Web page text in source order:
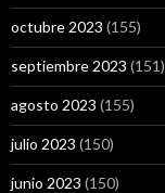
octubre 2023 (155)
septiembre 2023 (151)
agosto 2023 (155)
julio 2023 (150)
junio 2023 (150)